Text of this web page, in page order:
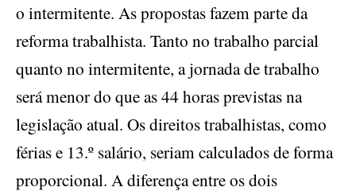
o intermitente. As propostas fazem parte da
reforma trabalhista. Tanto no trabalho parcial
quanto no intermitente, a jornada de trabalho
será menor do que as 44 horas previstas na
legislação atual. Os direitos trabalhistas, como
férias e 13.º salário, seriam calculados de forma
proporcional. A diferença entre os dois